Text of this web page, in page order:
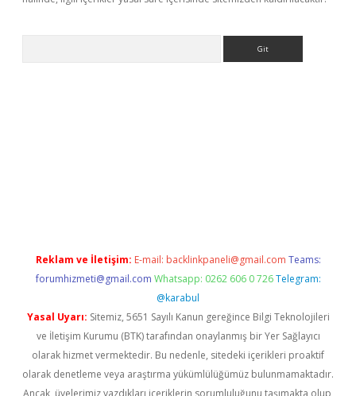
Reklam ve İletişim: E-mail: backlinkpaneli@gmail.com Teams:
forumhizmeti@gmail.com Whatsapp: 0262 606 0 726 Telegram:
@karabul
Yasal Uyarı: Sitemiz, 5651 Sayılı Kanun gereğince Bilgi Teknolojileri
ve İletişim Kurumu (BTK) tarafından onaylanmış bir Yer Sağlayıcı
olarak hizmet vermektedir. Bu nedenle, sitedeki içerikleri proaktif
olarak denetleme veya araştırma yükümlülüğümüz bulunmamaktadır.
Ancak, üyelerimiz yazdıkları içeriklerin sorumluluğunu taşımakta olup,